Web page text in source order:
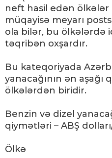
neft hasil edən ölkələr
müqayisə meyarı
ola bilər, bu ölkələrdə
təqribən oxşardır.
Bu kateqoriyada
yanacağının ən
ölkələrdən biridir.
Benzin və dizel
qiymətləri – ABŞ
Ölkə